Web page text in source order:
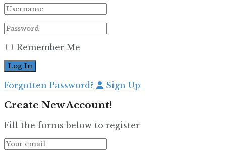
Remember Me
Forgotten Password? Sign Up
Create New Account!
Fill the forms below to register